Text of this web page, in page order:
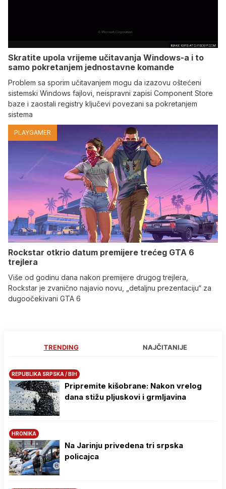
Skratite upola vrijeme učitavanja Windows-a i to
samo pokretanjem jednostavne komande
Problem sa sporim učitavanjem mogu da izazovu oštećeni
sistemski Windows fajlovi, neispravni zapisi Component Store
baze i zaostali registry ključevi povezani sa pokretanjem
sistema
PLAYGAMER
Rockstar otkrio datum premijere trećeg GTA 6
trejlera
Više od godinu dana nakon premijere drugog trejlera,
Rockstar je zvanično najavio novu, „detaljnu prezentaciju“ za
dugoočekivani GTA 6
TRENDING NAJČITANIJE
REPUBLIKA SRPSKA / BIH
Pripremite kišobrane: Nakon vrelog
dana stižu pljuskovi i grmljavina
HRONIKA
Na Јarinju privedena tri srpska
policajca